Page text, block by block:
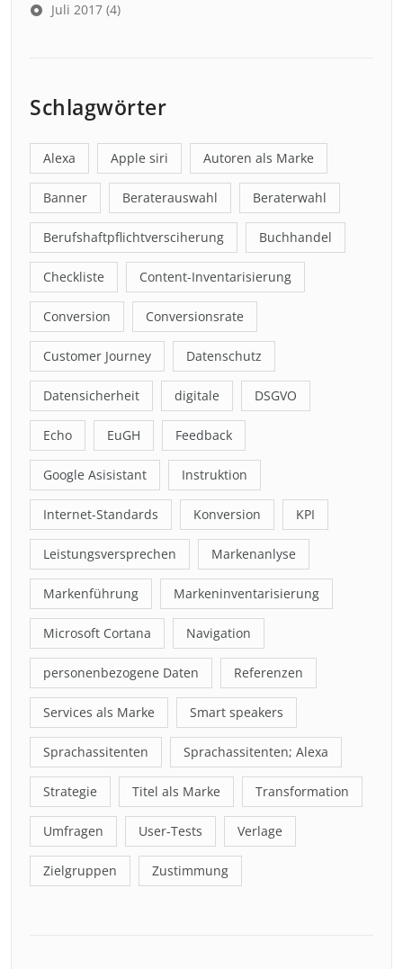
Juli 2017 (4)
Schlagwörter
Alexa Apple siri Autoren als Marke
Banner Beraterauswahl Beraterwahl
Berufshaftpflichtversciherung Buchhandel
Checkliste Content-Inventarisierung
Conversion Conversionsrate
Customer Journey Datenschutz
Datensicherheit digitale DSGVO
Echo EuGH Feedback
Google Asisistant Instruktion
Internet-Standards Konversion KPI
Leistungsversprechen Markenanlyse
Markenführung Markeninventarisierung
Microsoft Cortana Navigation
personenbezogene Daten Referenzen
Services als Marke Smart speakers
Sprachassitenten Sprachassitenten; Alexa
Strategie Titel als Marke Transformation
Umfragen User-Tests Verlage
Zielgruppen Zustimmung